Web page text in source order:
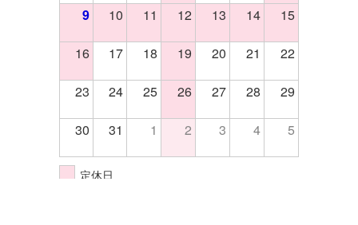
9 10 11 12 13 14 15
16 17 18 19 20 21 22
23 24 25 26 27 28 29
30 31 1 2 3 4 5
定休日